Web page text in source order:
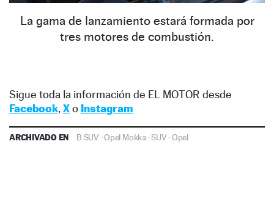
La gama de lanzamiento estará formada por
tres motores de combustión.
Sigue toda la información de EL MOTOR desde
Facebook, Xo Instagram
ARCHIVADO EN B SUV ·Opel Mokka·SUV ·Opel